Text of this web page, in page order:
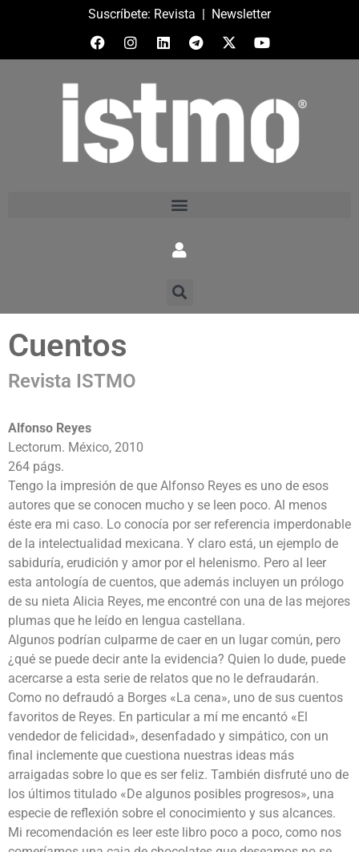
Suscríbete: Revista | Newsletter
Cuentos
Revista ISTMO
Alfonso Reyes
Lectorum. México, 2010
264 págs.
Tengo la impresión de que Alfonso Reyes es uno de esos
autores que se conocen mucho y se leen poco. Al menos
éste era mi caso. Lo conocía por ser referencia imperdonable
de la intelectualidad mexicana. Y claro está, un ejemplo de
sabiduría, erudición y amor por el helenismo. Pero al leer
esta antología de cuentos, que además incluyen un prólogo
de su nieta Alicia Reyes, me encontré con una de las mejores
plumas que he leído en lengua castellana.
Algunos podrían culparme de caer en un lugar común, pero
¿qué se puede decir ante la evidencia? Quien lo dude, puede
acercarse a esta serie de relatos que no le defraudarán.
Como no defraudó a Borges «La cena», uno de sus cuentos
favoritos de Reyes. En particular a mí me encantó «El
vendedor de felicidad», desenfadado y simpático, con un
final inclemente que cuestiona nuestras ideas más
arraigadas sobre lo que es ser feliz. También disfruté uno de
los últimos titulado «De algunos posibles progresos», una
especie de reflexión sobre el conocimiento y sus alcances.
Mi recomendación es leer este libro poco a poco, como nos